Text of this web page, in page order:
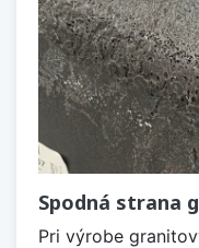
Spodná strana
Pri výrobe